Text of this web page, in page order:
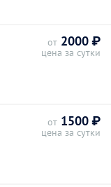
от 2000 ₽
цена за сутки
от 1500 ₽
цена за сутки